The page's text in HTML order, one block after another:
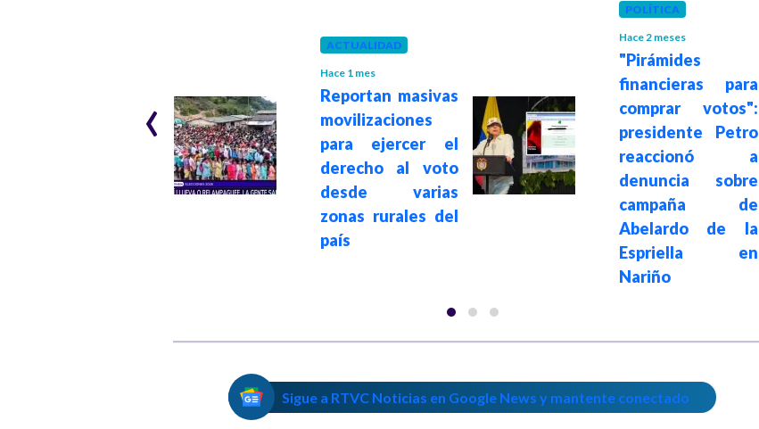
Colombia avanza
en sustitución de
ACTUALIDAD
Hace 1 mes
Reportan masivas
movilizaciones
para ejercer el
derecho al voto
desde varias
zonas rurales del
país
POLÍTICA
Hace 2 meses
"Pirámides
financieras para
comprar votos":
presidente Petro
reaccionó a
denuncia sobre
campaña de
Abelardo de la
Espriella en
Nariño
‹
Sigue a RTVC Noticias en Google News y mantente conectado